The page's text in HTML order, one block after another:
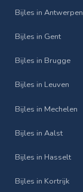
Bijles in Antwerpen
Bijles in Gent
Bijles in Brugge
Bijles in Leuven
Bijles in Mechelen
Bijles in Aalst
Bijles in Hasselt
Bijles in Kortrijk